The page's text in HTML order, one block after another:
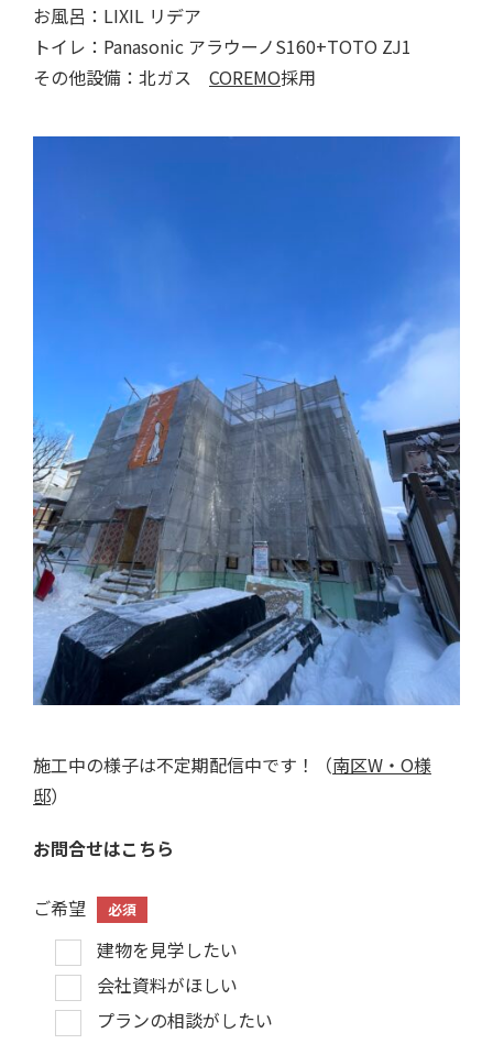
お風呂：LIXIL リデア
トイレ：Panasonic アラウーノS160+TOTO ZJ1
その他設備：北ガス COREMO採用
施工中の様子は不定期配信中です！（南区W・O様
邸）
お問合せはこちら
ご希望 必須
建物を見学したい
会社資料がほしい
プランの相談がしたい